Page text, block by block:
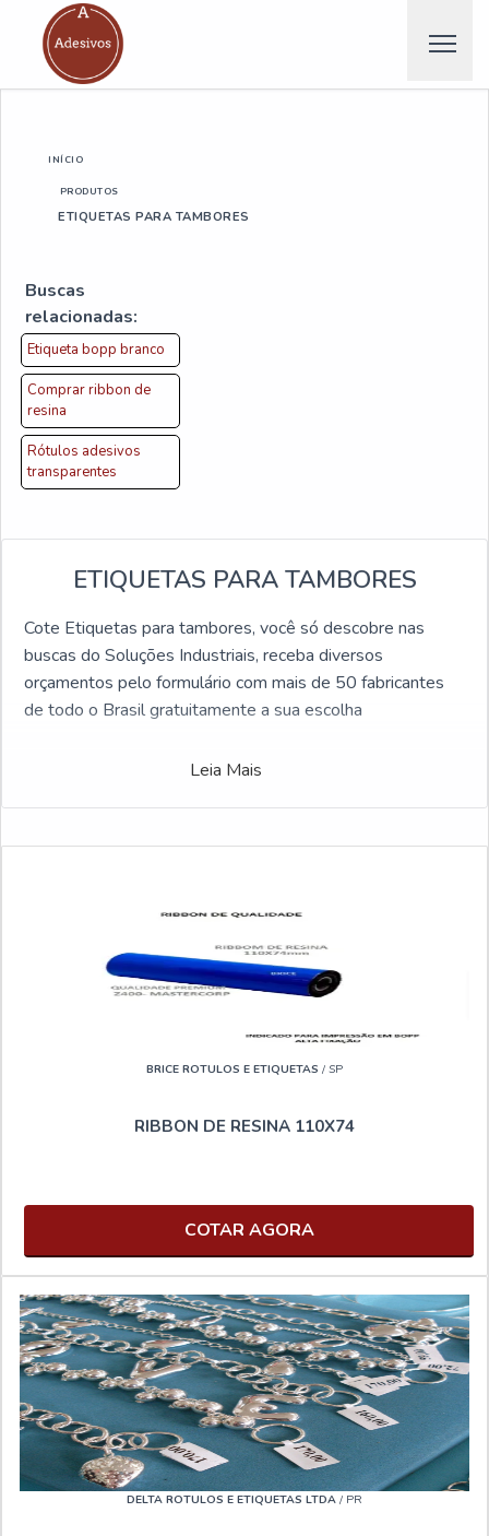
INÍCIO
PRODUTOS
ETIQUETAS PARA TAMBORES
Buscas
relacionadas:
Etiqueta bopp branco
Comprar ribbon de
resina
Rótulos adesivos
transparentes
ETIQUETAS PARA TAMBORES
Cote Etiquetas para tambores, você só descobre nas
buscas do Soluções Industriais, receba diversos
orçamentos pelo formulário com mais de 50 fabricantes
de todo o Brasil gratuitamente a sua escolha
Leia Mais
BRICE ROTULOS E ETIQUETAS / SP
RIBBON DE RESINA 110X74
COTAR AGORA
DELTA ROTULOS E ETIQUETAS LTDA / PR